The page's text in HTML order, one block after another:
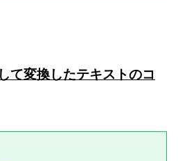
て変換したテキストのコ